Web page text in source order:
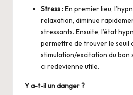
Stress :En premier lieu,
relaxation, diminue
stressants. Ensuite, l’état
permettre de trouver le seuil
stimulation/excitation du bon
ci redevienne utile.
Y a-t-il un danger ?